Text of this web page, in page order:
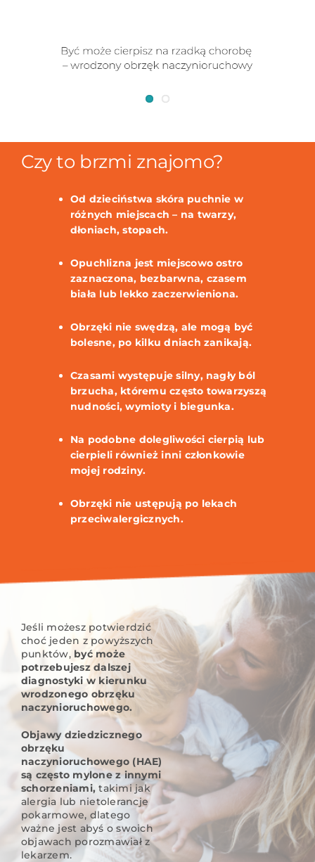
Czy to brzmi znajomo?
Od dzieciństwa skóra puchnie w
różnych miejscach – na twarzy,
dłoniach, stopach.
Opuchlizna jest miejscowo ostro
zaznaczona, bezbarwna, czasem
biała lub lekko zaczerwieniona.
Obrzęki nie swędzą, ale mogą być
bolesne, po kilku dniach zanikają.
Czasami występuje silny, nagły ból
brzucha, któremu często towarzyszą
nudności, wymioty i biegunka.
Na podobne dolegliwości cierpią lub
cierpieli również inni członkowie
mojej rodziny.
Obrzęki nie ustępują po lekach
przeciwalergicznych.
Jeśli możesz potwierdzić
choć jeden z powyższych
punktów, być może
potrzebujesz dalszej
diagnostyki w kierunku
wrodzonego obrzęku
naczynioruchowego.
Objawy dziedzicznego
obrzęku
naczynioruchowego (HAE)
są często mylone z innymi
schorzeniami, takimi jak
alergia lub nietolerancje
pokarmowe, dlatego
ważne jest abyś o swoich
objawach porozmawiał z
lekarzem.